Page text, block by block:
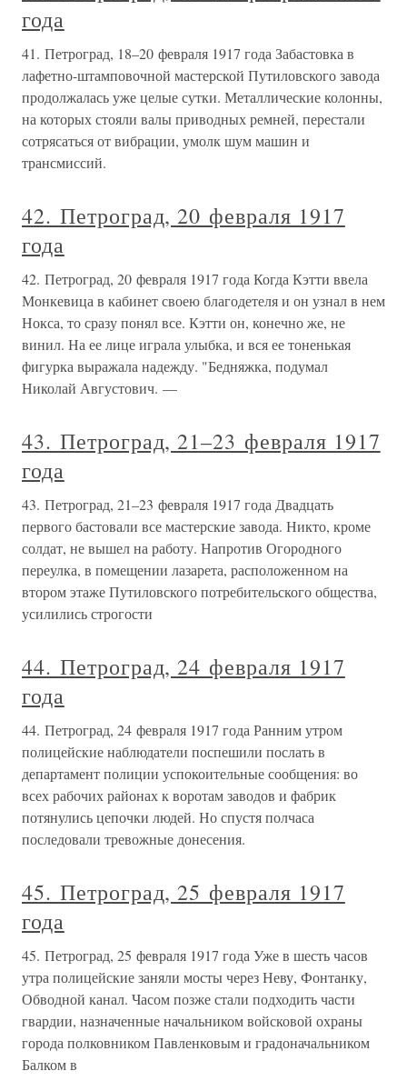
года
41. Петроград, 18–20 февраля 1917 года Забастовка в
лафетно-штамповочной мастерской Путиловского завода
продолжалась уже целые сутки. Металлические колонны,
на которых стояли валы приводных ремней, перестали
сотрясаться от вибрации, умолк шум машин и
трансмиссий.
42. Петроград, 20 февраля 1917
года
42. Петроград, 20 февраля 1917 года Когда Кэтти ввела
Монкевица в кабинет своею благодетеля и он узнал в нем
Нокса, то сразу понял все. Кэтти он, конечно же, не
винил. На ее лице играла улыбка, и вся ее тоненькая
фигурка выражала надежду. "Бедняжка, подумал
Николай Августович. —
43. Петроград, 21–23 февраля 1917
года
43. Петроград, 21–23 февраля 1917 года Двадцать
первого бастовали все мастерские завода. Никто, кроме
солдат, не вышел на работу. Напротив Огородного
переулка, в помещении лазарета, расположенном на
втором этаже Путиловского потребительского общества,
усилились строгости
44. Петроград, 24 февраля 1917
года
44. Петроград, 24 февраля 1917 года Ранним утром
полицейские наблюдатели поспешили послать в
департамент полиции успокоительные сообщения: во
всех рабочих районах к воротам заводов и фабрик
потянулись цепочки людей. Но спустя полчаса
последовали тревожные донесения.
45. Петроград, 25 февраля 1917
года
45. Петроград, 25 февраля 1917 года Уже в шесть часов
утра полицейские заняли мосты через Неву, Фонтанку,
Обводной канал. Часом позже стали подходить части
гвардии, назначенные начальником войсковой охраны
города полковником Павленковым и градоначальником
Балком в